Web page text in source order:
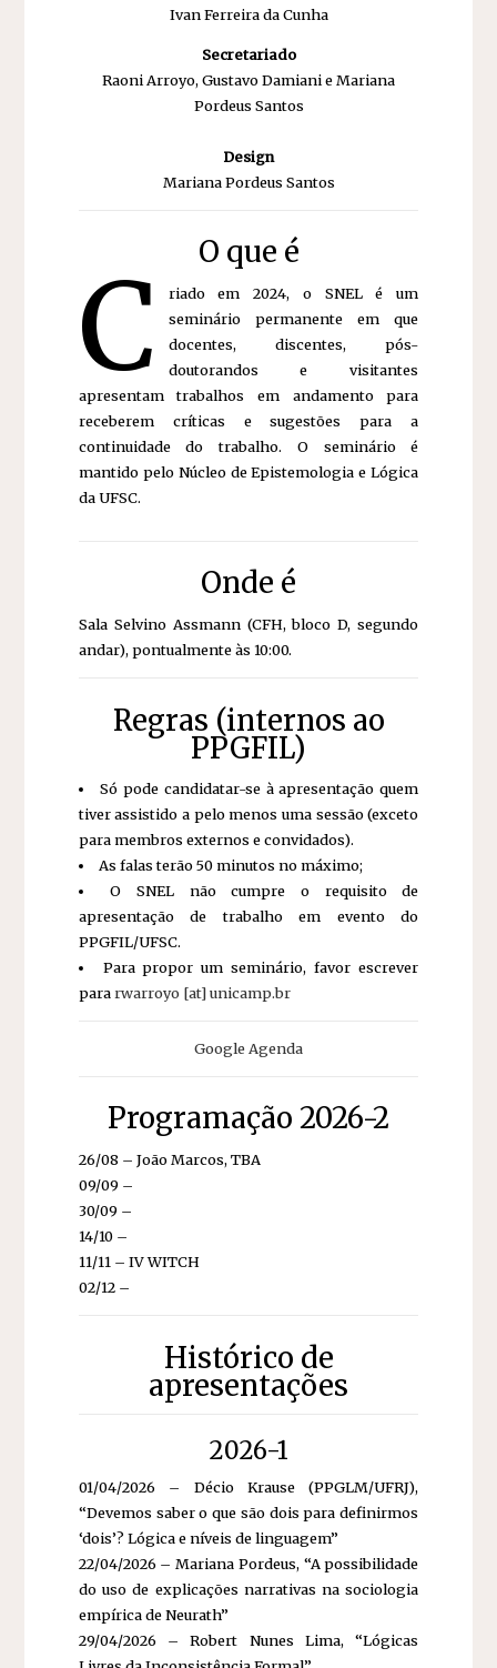
Ivan Ferreira da Cunha
Secretariado
Raoni Arroyo, Gustavo Damiani e Mariana
Pordeus Santos
Design
Mariana Pordeus Santos
O que é
C
riado em 2024, o SNEL é um
seminário permanente em que
docentes, discentes, pós-
doutorandos e visitantes
apresentam trabalhos em andamento para
receberem críticas e sugestões para a
continuidade do trabalho. O seminário é
mantido pelo Núcleo de Epistemologia e Lógica
da UFSC.
Onde é
Sala Selvino Assmann (CFH, bloco D, segundo
andar), pontualmente às 10:00.
Regras (internos ao
PPGFIL)
Só pode candidatar-se à apresentação quem
tiver assistido a pelo menos uma sessão (exceto
para membros externos e convidados).
As falas terão 50 minutos no máximo;
O SNEL não cumpre o requisito de
apresentação de trabalho em evento do
PPGFIL/UFSC.
Para propor um seminário, favor escrever
pararwarroyo [at] unicamp.br
Google Agenda
Programação 2026-2
26/08 – João Marcos, TBA
09/09 –
30/09 –
14/10 –
11/11 – IV WITCH
02/12 –
Histórico de
apresentações
2026-1
01/04/2026 – Décio Krause (PPGLM/UFRJ),
“Devemos saber o que são dois para definirmos
‘dois’? Lógica e níveis de linguagem”
22/04/2026 – Mariana Pordeus, “A possibilidade
do uso de explicações narrativas na sociologia
empírica de Neurath”
29/04/2026 – Robert Nunes Lima, “Lógicas